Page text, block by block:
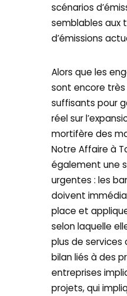
scénarios
semblables aux
d’émissions
Alors que les
sont encore très
suffisants pour
réel sur
mortifère des
Notre Affaire à
également une
urgentes : les
doivent
place et
selon laquelle
plus de services
bilan liés à des
entreprises
projets, qui